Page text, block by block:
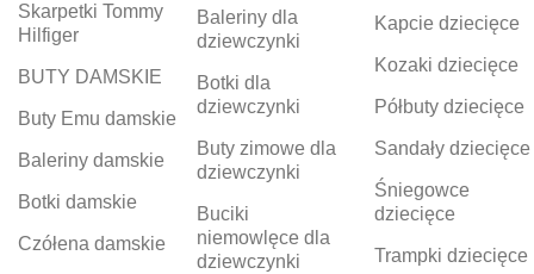
Skarpetki Tommy
Hilfiger
BUTY DAMSKIE
Buty Emu damskie
Baleriny damskie
Botki damskie
Czółena damskie
Baleriny dla
dziewczynki
Botki dla
dziewczynki
Buty zimowe dla
dziewczynki
Buciki
niemowlęce dla
dziewczynki
Kapcie dziecięce
Kozaki dziecięce
Półbuty dziecięce
Sandały dziecięce
Śniegowce
dziecięce
Trampki dziecięce